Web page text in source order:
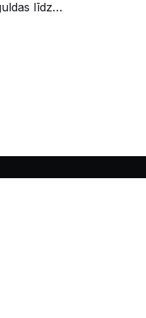
līdz
dabā.